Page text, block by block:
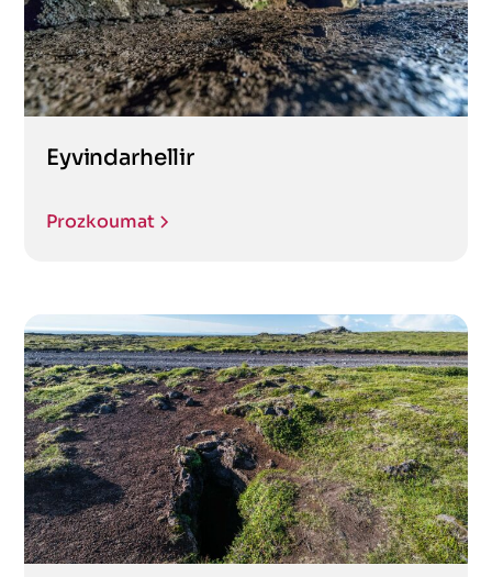
Eyvindarhellir
Prozkoumat